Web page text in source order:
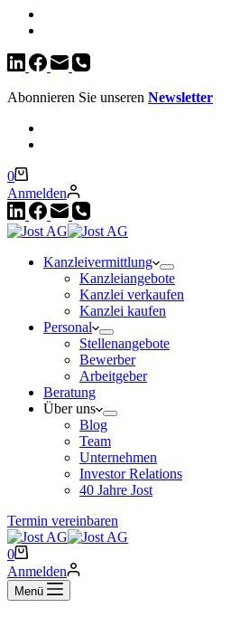
Abonnieren Sie unseren Newsletter
Warenkorb
0
Anmelden
Kanzleivermittlung
Kanzleiangebote
Kanzlei verkaufen
Kanzlei kaufen
Personal
Stellenangebote
Bewerber
Arbeitgeber
Beratung
Über uns
Blog
Team
Unternehmen
Investor Relations
40 Jahre Jost
Termin vereinbaren
Warenkorb
0
Anmelden
Menü